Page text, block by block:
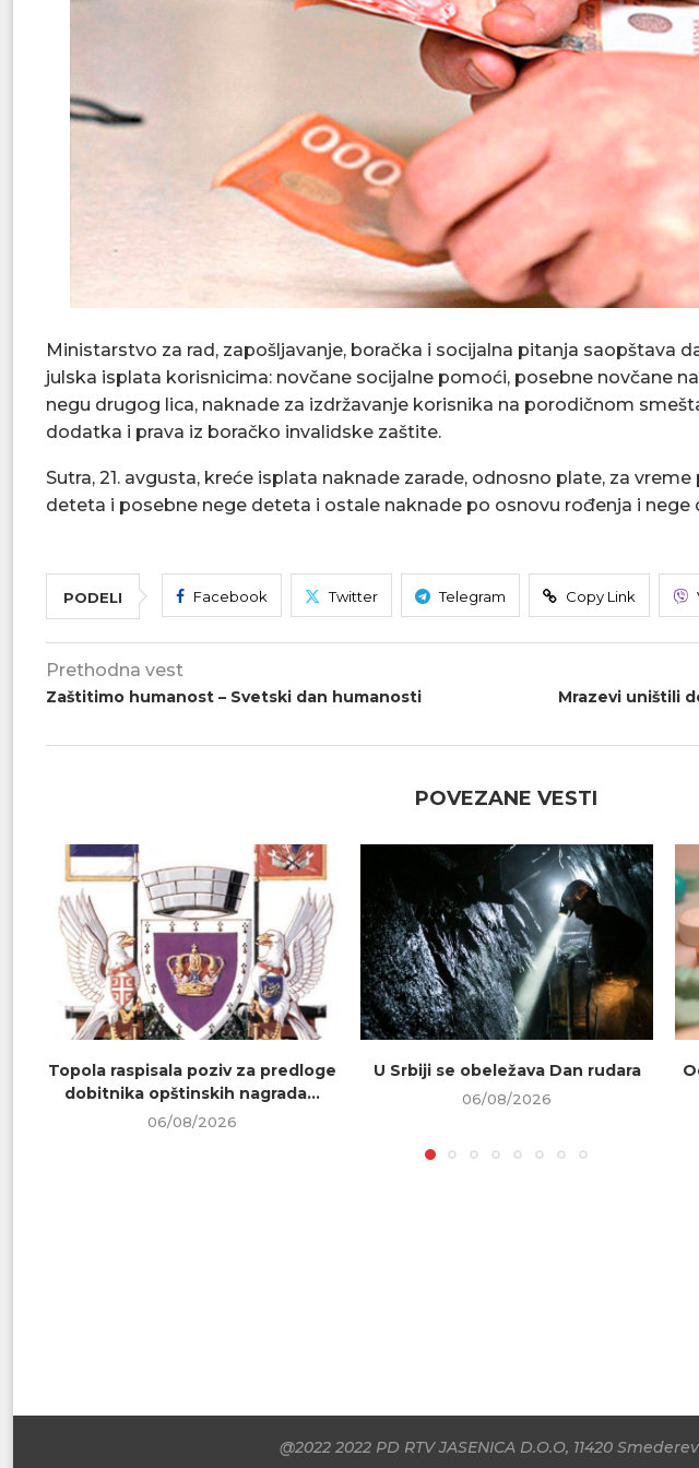
Ministarstvo za rad, zapošljavanje, boračka i socijalna pitanja saopštava
julska isplata korisnicima: novčane socijalne pomoći, posebne novčane
negu drugog lica, naknade za izdržavanje korisnika na porodičnom
dodatka i prava iz boračko invalidske zaštite.
Sutra, 21. avgusta, kreće isplata naknade zarade, odnosno plate, za
deteta i posebne nege deteta i ostale naknade po osnovu rođenja i
PODELI Facebook Twitter Telegram Copy Link
Prethodna vest
Zaštitimo humanost – Svetski dan humanosti
Mrazevi uništili
POVEZANE VESTI
Topola raspisala poziv za predloge
dobitnika opštinskih nagrada...
06/08/2026
U Srbiji se obeležava Dan rudara
06/08/2026
@2022 2022 PD RTV JASENICA D.O.O, 11420